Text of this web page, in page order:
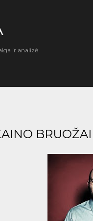
ir analizė.
BRUOŽAI